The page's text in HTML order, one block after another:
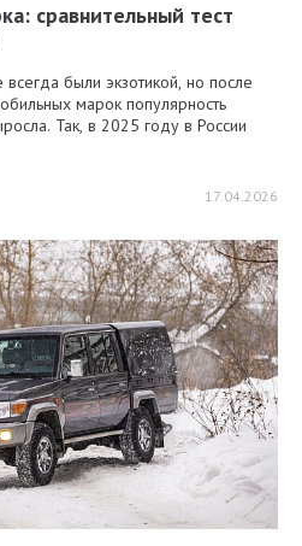
сравнительный тест
были экзотикой, но после
марок популярность
Так, в 2025 году в России
17.04.2026